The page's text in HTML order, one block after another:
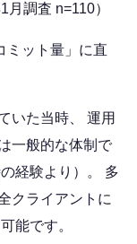
月調査 n=110）
ミット量」に直
いた当時、 運用
一般的な体制で
経験より）。 多
クライアントに
能です。